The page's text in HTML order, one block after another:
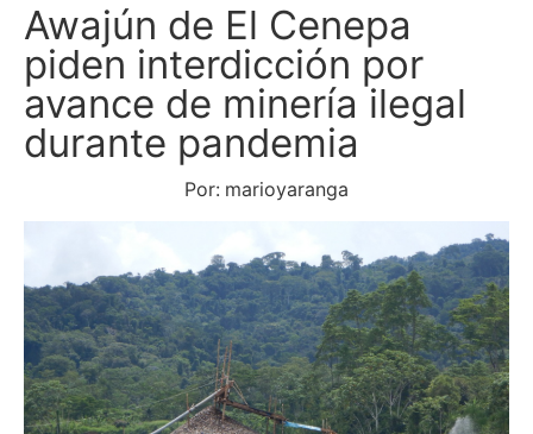
Awajún de El Cenepa
piden interdicción por
avance de minería ilegal
durante pandemia
Por: marioyaranga